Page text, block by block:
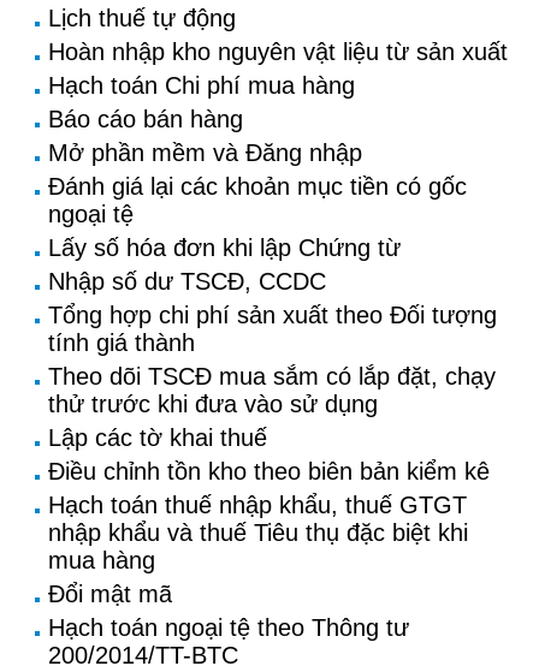
Lịch thuế tự động
Hoàn nhập kho nguyên vật liệu từ sản xuất
Hạch toán Chi phí mua hàng
Báo cáo bán hàng
Mở phần mềm và Đăng nhập
Đánh giá lại các khoản mục tiền có gốc
ngoại tệ
Lấy số hóa đơn khi lập Chứng từ
Nhập số dư TSCĐ, CCDC
Tổng hợp chi phí sản xuất theo Đối tượng
tính giá thành
Theo dõi TSCĐ mua sắm có lắp đặt, chạy
thử trước khi đưa vào sử dụng
Lập các tờ khai thuế
Điều chỉnh tồn kho theo biên bản kiểm kê
Hạch toán thuế nhập khẩu, thuế GTGT
nhập khẩu và thuế Tiêu thụ đặc biệt khi
mua hàng
Đổi mật mã
Hạch toán ngoại tệ theo Thông tư
200/2014/TT-BTC